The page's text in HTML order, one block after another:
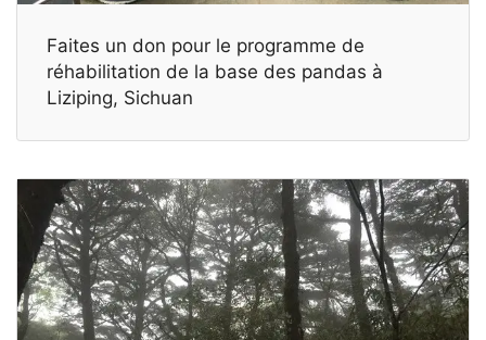
Faites un don pour le programme de
réhabilitation de la base des pandas à
Liziping, Sichuan